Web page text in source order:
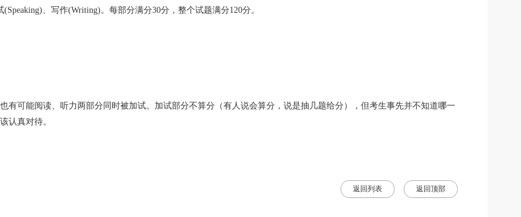
、写作(Writing)。每部分满分30分，整个试题满分120分。
有可能阅读、听力两部分同时被加试。加试部分不算分（有人说会算分，说是抽几题给分），但考生事先并不知道哪一
认真对待。
返回顶部
返回列表